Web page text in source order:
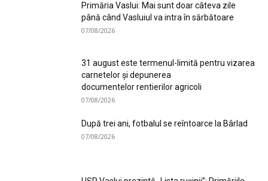
Primăria Vaslui: Mai sunt doar câteva zile
până când Vasluiul va intra în sărbătoare
07/08/2026
31 august este termenul-limită pentru vizarea
carnetelor și depunerea
documentelor rentierilor agricoli
07/08/2026
După trei ani, fotbalul se reîntoarce la Bârlad
07/08/2026